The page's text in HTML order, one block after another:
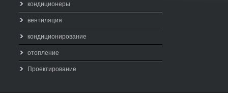
кондиционеры
вентиляция
кондиционирование
отопление
Проектирование